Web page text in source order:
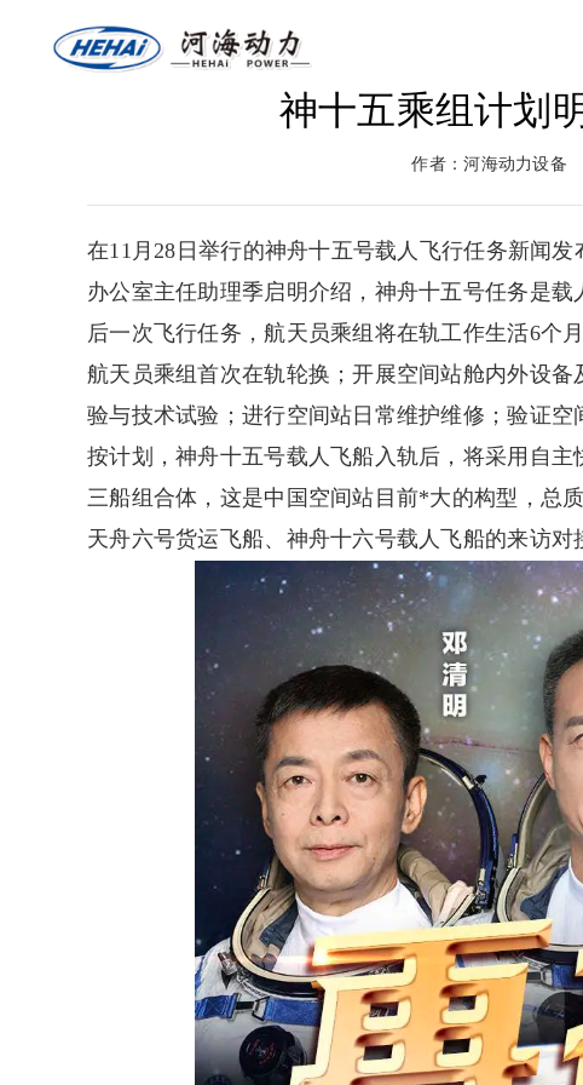
燃气系列
神十五乘组计划
作者：河海动力设备
在11月28日举行的神舟十五号载人飞行任务新闻
办公室主任助理季启明介绍，神舟十五号任务是
后一次飞行任务，航天员乘组将在轨工作生活6个
航天员乘组首次在轨轮换；开展空间站舱内外设
验与技术试验；进行空间站日常维护维修；验证空
按计划，神舟十五号载人飞船入轨后，将采用自
三船组合体，这是中国空间站目前*大的构型，总
天舟六号货运飞船、神舟十六号载人飞船的来访对